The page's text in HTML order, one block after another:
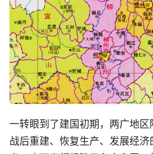
一转眼到了建国初期，两广地
战后重建、恢复生产、发展经